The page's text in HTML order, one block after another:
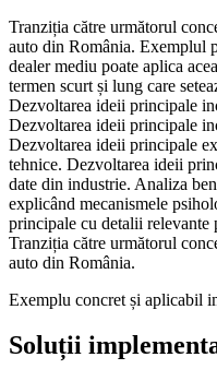
Tranziția către următorul
auto din România. Exemplul
dealer mediu poate aplica
termen scurt și lung care
Dezvoltarea ideii principale
Dezvoltarea ideii principale
Dezvoltarea ideii principale
tehnice. Dezvoltarea ideii
date din industrie. Analiza
explicând mecanismele
principale cu detalii relevante
Tranziția către următorul
auto din România.
Exemplu concret și aplicabil
Soluții